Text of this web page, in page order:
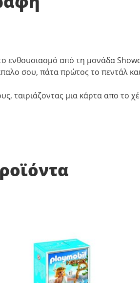
ενθουσιασμό από τη μονάδα
σου, πάτα πρώτος το πεντάλ
ταιριάζοντας μια κάρτα απο το